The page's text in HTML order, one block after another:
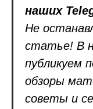
наших
Не
статье! В
публикуем
обзоры
советы и